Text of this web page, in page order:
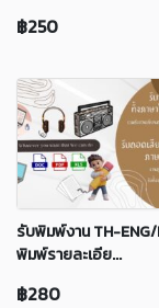
฿250
รับพิมพ์งาน TH-
พิมพ์รายละเอีย...
฿280